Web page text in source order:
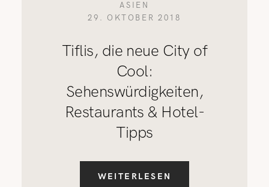
ASIEN
29. OKTOBER 2018
Tiflis, die neue City of
Cool:
Sehenswürdigkeiten,
Restaurants & Hotel-
Tipps
WEITERLESEN